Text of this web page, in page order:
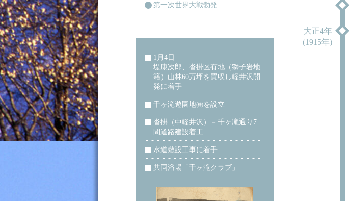
第一次世界大戦勃発
大正4年
(1915年)
1月4日
堤康次郎、沓掛区有地（獅子岩地
籍）山林60万坪を買収し軽井沢開
発に着手
千ヶ滝遊園地㈱を設立
沓掛（中軽井沢）－千ヶ滝通り7
間道路建設着工
水道敷設工事に着手
共同浴場「千ヶ滝クラブ」